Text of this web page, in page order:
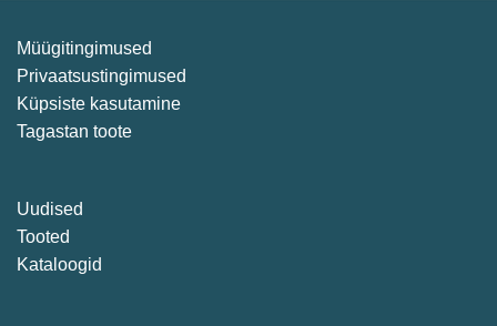
Müügitingimused
Privaatsustingimused
Küpsiste kasutamine
Tagastan toote
Uudised
Tooted
Kataloogid